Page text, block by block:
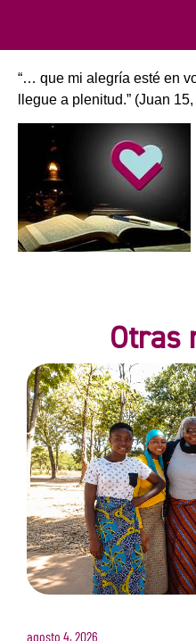
“… que mi alegría esté en
llegue a plenitud.” (Juan
Otras
agosto 4, 2026